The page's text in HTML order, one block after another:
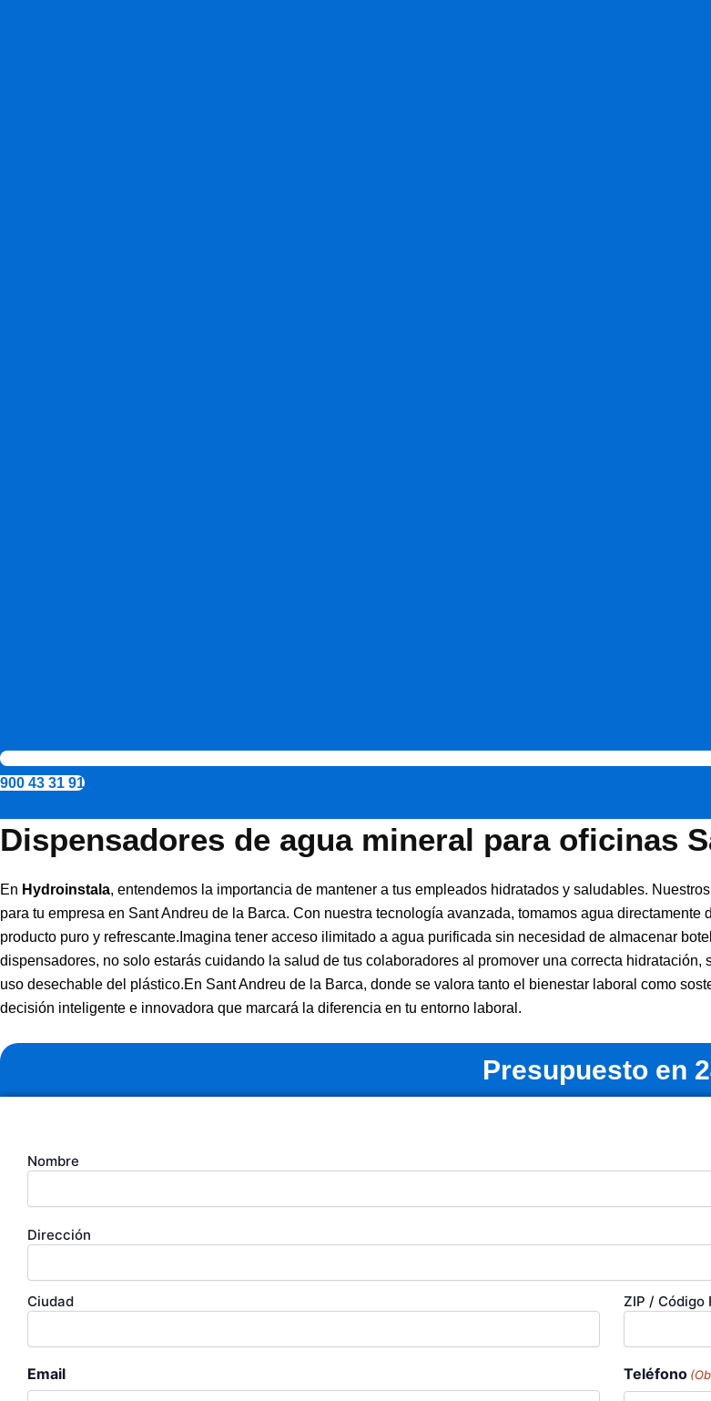
900 43 31 91
Dispensadores de agua mineral para oficinas
En Hydroinstala, entendemos la importancia de mantener a tus empleados hidratados y saludables.
para tu empresa en Sant Andreu de la Barca. Con nuestra tecnología avanzada, tomamos agua
producto puro y refrescante.Imagina tener acceso ilimitado a agua purificada sin necesidad de almacenar
dispensadores, no solo estarás cuidando la salud de tus colaboradores al promover una correcta
uso desechable del plástico.En Sant Andreu de la Barca, donde se valora tanto el bienestar laboral como
decisión inteligente e innovadora que marcará la diferencia en tu entorno laboral.
Presupuesto en
Tu
nombre
Nombre
Dirección
de
empresa
Dirección
Ciudad ZIP / Código
Email Teléfono